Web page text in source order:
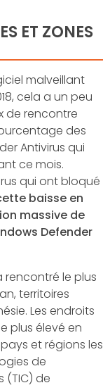
ET ZONES
malveillant
cela a un peu
de rencontre
des
Antivirus qui
ce mois.
qui ont bloqué
baisse en
massive de
Defender
rencontré le plus
territoires
Les endroits
plus élevé en
et régions les
de
(TIC) de